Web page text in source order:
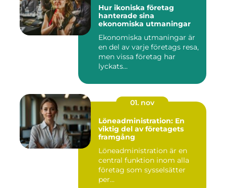
Hur ikoniska företag
hanterade sina
ekonomiska utmaningar
Ekonomiska utmaningar är
en del av varje företags resa,
men vissa företag har
lyckats...
01. nov
Löneadministration: En
viktig del av företagets
framgång
Löneadministration är en
central funktion inom alla
företag som sysselsätter
per...